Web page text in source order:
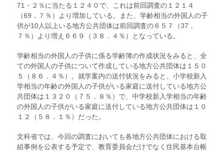
71・２％に当たる１２４０で、これは前回調査の１２１４
（69．７％）より増加している。また、学齢相当の外国人の子
供が10人以上いる地方公共団体は前回調査の６５７（37．
７％）より増え６６９（３８．４％）となっている。
学齢相当の外国人の子供に係る学齢簿の作成状況をみると、全
ての外国人の子供について作成している地方公共団体は１５０
５（８６．４％）。就学案内の送付状況をみると、小学校新入
学相当の年齢の外国人の子供がいる家庭に送付している地方公
共団体は１３２０（７５．８％）で、中学校新入学相当の年齢
の外国人の子供がいる家庭に送付している地方公共団体は１０
１２（５８．１％）だった。
文科省では、今回の調査においても各地方公共団体における取
組事例を公表する予定で、教育委員会だけでなく住民基本台帳